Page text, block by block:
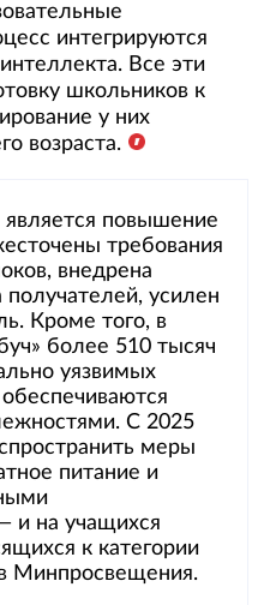
интегрируются
Все эти
школьников к
у них
возраста.
повышение
требования
внедрена
получателей, усилен
Кроме того, в
более 510 тысяч
уязвимых
С 2025
меры
питание и
и на учащихся
к категории
Минпросвещения.